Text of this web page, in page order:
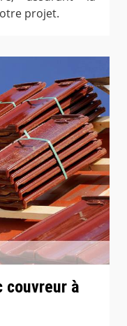
projet.
couvreur à